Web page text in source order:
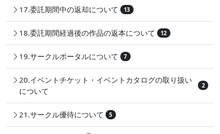
17.委託期間中の返却について 13
18.委託期間経過後の作品の返本について 12
19.サークルポータルについて 7
20.イベントチケット・イベントカタログの取り扱い
について
2
21.サークル優待について 5